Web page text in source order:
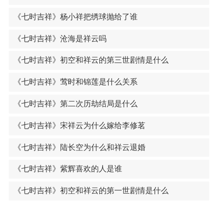
《七时吉祥》杨小祥把绣球抛给了谁
《七时吉祥》沧海是祥云吗
《七时吉祥》初空和祥云的第三世剧情是什么
《七时吉祥》莺时和锦莲是什么关系
《七时吉祥》第二次历劫结局是什么
《七时吉祥》宋祥云为什么嫁给李修茗
《七时吉祥》陆长空为什么和祥云退婚
《七时吉祥》紫辉喜欢的人是谁
《七时吉祥》初空和祥云的第一世剧情是什么